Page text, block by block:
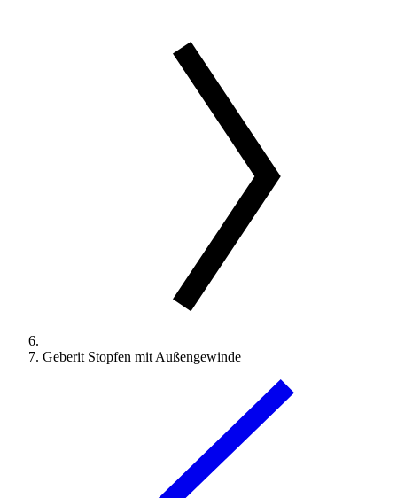
Geberit Stopfen mit Außengewinde